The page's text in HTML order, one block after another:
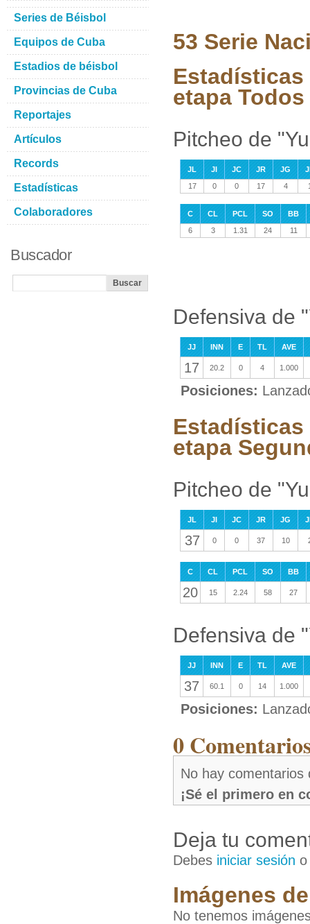
53 Serie
Estadísticas
etapa
Pitcheo de
JL JI JC JR JG
17
0 0 17 4
C CL PCL SO
BB
6
3 1.31 24 11
Defensiva de
JJ INN E TL AVE
17 20.2 0 4 1.000
Posiciones:
Estadísticas
etapa
Pitcheo de
JL JI JC JR JG
37 0 0 37 10
C CL PCL SO BB
20 15 2.24 58 27
Defensiva de
JJ INN E TL AVE
37 60.1 0 14 1.000
Posiciones:
0
No hay comentarios
¡Sé el primero en
Deja tu
Debes iniciar sesión
Imágenes
No tenemos
Series de Béisbol
Equipos de Cuba
Estadios de béisbol
Provincias de Cuba
Reportajes
Artículos
Records
Estadísticas
Colaboradores
Buscador